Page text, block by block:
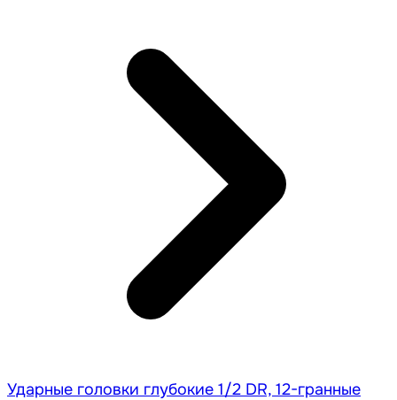
Ударные головки глубокие 1/2 DR, 12-гранные